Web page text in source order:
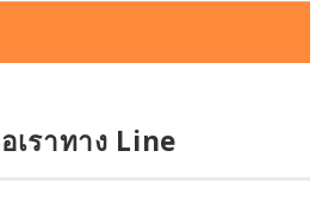
เราทาง Line